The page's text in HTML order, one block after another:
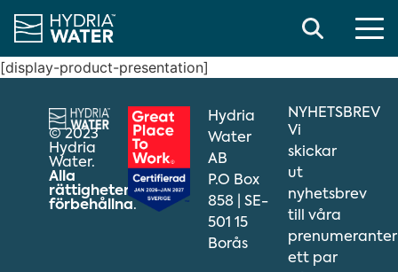
Search
[display-product-presentation]
© 2023
Hydria
Water.
Alla
rättigheter
förbehållna.
Hydria
Water
AB
P.O Box
858 | SE-
501 15
Borås
NYHETSBREV
Vi
skickar
ut
nyhetsbrev
till våra
prenumeranter
ett par